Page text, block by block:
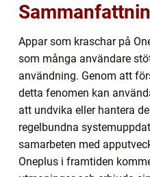
Appar som kraschar på
som många användare
användning. Genom att
detta fenomen kan
att undvika eller hantera
regelbundna
samarbeten med
Oneplus i framtiden